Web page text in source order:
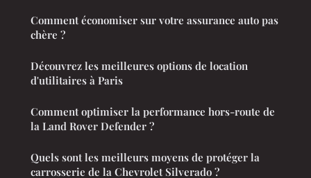
Comment économiser sur votre assurance auto pas
chère ?
Découvrez les meilleures options de location
d'utilitaires à Paris
Comment optimiser la performance hors-route de
la Land Rover Defender ?
Quels sont les meilleurs moyens de protéger la
carrosserie de la Chevrolet Silverado ?